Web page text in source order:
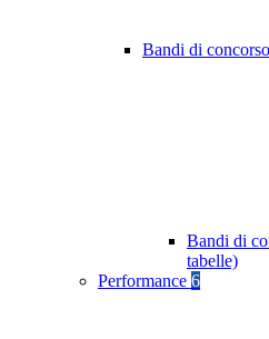
Bandi di concorso
Bandi di
tabelle)
Performance 6